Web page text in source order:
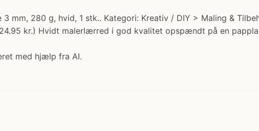
3 mm, 280 g, hvid, 1 stk.. Kategori: Kreativ / DIY > Maling &
kr.) Hvidt malerlærred i god kvalitet opspændt på en
med hjælp fra AI.